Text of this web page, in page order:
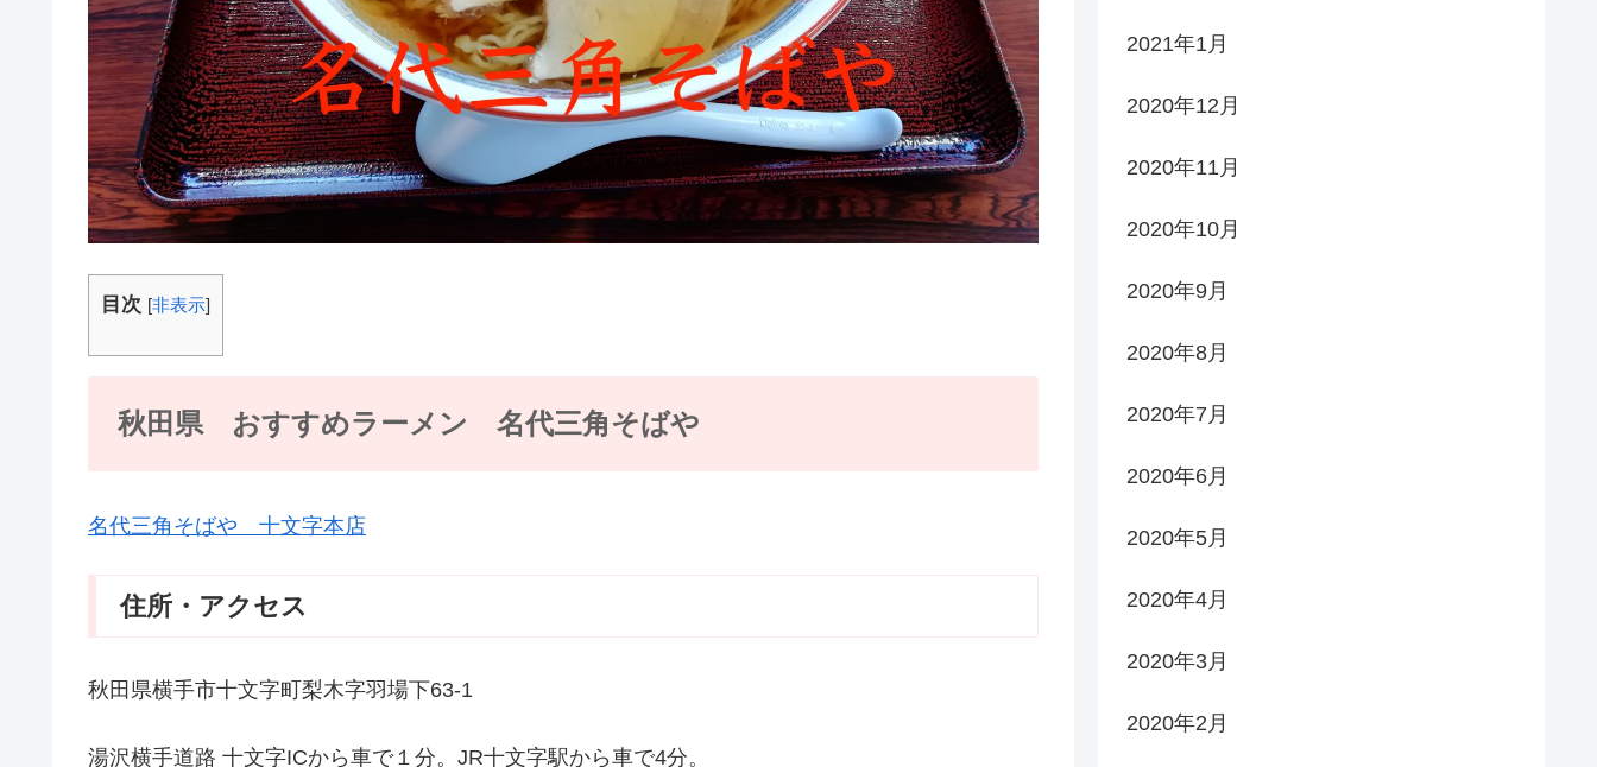
目次 [非表示]
秋田県 おすすめラーメン 名代三角そばや
名代三角そばや 十文字本店
住所・アクセス
秋田県横手市十文字町梨木字羽場下63-1
湯沢横手道路 十文字ICから車で１分。JR十文字駅から車で4分。
2021年1月
2020年12月
2020年11月
2020年10月
2020年9月
2020年8月
2020年7月
2020年6月
2020年5月
2020年4月
2020年3月
2020年2月